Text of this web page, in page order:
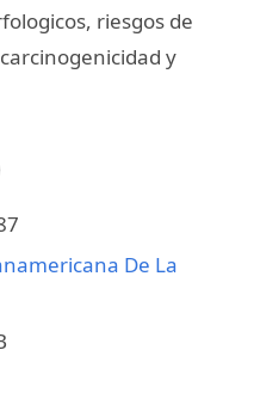
riesgos de
y
De La